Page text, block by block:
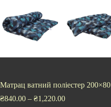
Матрац ватний поліестер 200×80
₴840.00 – ₴1,220.00